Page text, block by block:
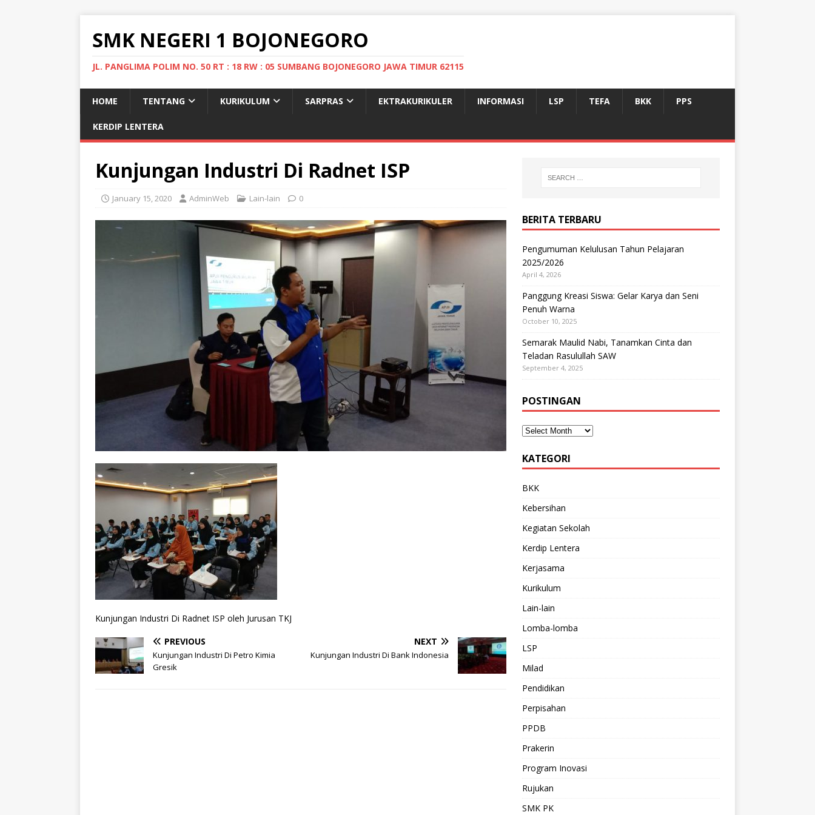
SMK NEGERI 1 BOJONEGORO
JL. PANGLIMA POLIM NO. 50 RT : 18 RW : 05 SUMBANG BOJONEGORO JAWA TIMUR 62115
HOME TENTANG KURIKULUM SARPRAS EKTRAKURIKULER INFORMASI LSP TEFA BKK PPS
KERDIP LENTERA
Kunjungan Industri Di Radnet ISP
January 15, 2020 AdminWeb Lain-lain 0
Kunjungan Industri Di Radnet ISP oleh Jurusan TKJ
PREVIOUS
Kunjungan Industri Di Petro Kimia
Gresik
NEXT
Kunjungan Industri Di Bank Indonesia
BERITA TERBARU
Pengumuman Kelulusan Tahun Pelajaran
2025/2026
April 4, 2026
Panggung Kreasi Siswa: Gelar Karya dan Seni
Penuh Warna
October 10, 2025
Semarak Maulid Nabi, Tanamkan Cinta dan
Teladan Rasulullah SAW
September 4, 2025
POSTINGAN
KATEGORI
BKK
Kebersihan
Kegiatan Sekolah
Kerdip Lentera
Kerjasama
Kurikulum
Lain-lain
Lomba-lomba
LSP
Milad
Pendidikan
Perpisahan
PPDB
Prakerin
Program Inovasi
Rujukan
SMK PK